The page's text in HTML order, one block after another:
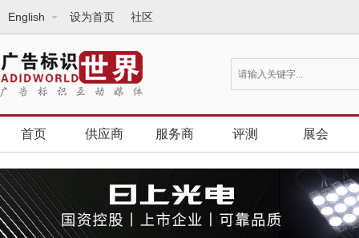
English 设为首页 社区
首页 供应商 服务商 评测 展会